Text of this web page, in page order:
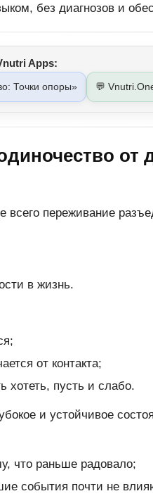
без диагнозов и
Apps:
Точки опоры» 💬
от
переживание
в жизнь.
от контакта;
хотеть, пусть и слабо.
и устойчивое
что раньше радовало;
события почти не